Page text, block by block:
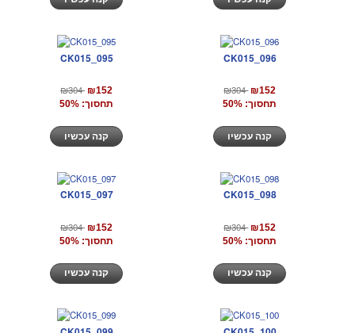
CK015_095
₪304 ₪152
תחסוך: 50%
CK015_096
₪304 ₪152
תחסוך: 50%
CK015_097
₪304 ₪152
תחסוך: 50%
CK015_098
₪304 ₪152
תחסוך: 50%